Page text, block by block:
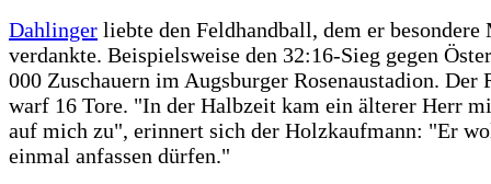
Dahlinger liebte den Feldhandball, dem er besondere
verdankte. Beispielsweise den 32:16-Sieg gegen
000 Zuschauern im Augsburger Rosenaustadion. Der
warf 16 Tore. "In der Halbzeit kam ein älterer Herr
auf mich zu", erinnert sich der Holzkaufmann: "Er
einmal anfassen dürfen."